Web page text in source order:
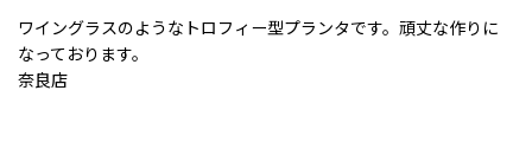
ワイングラスのようなトロフィー型プランタです。頑丈な作りに
なっております。
奈良店